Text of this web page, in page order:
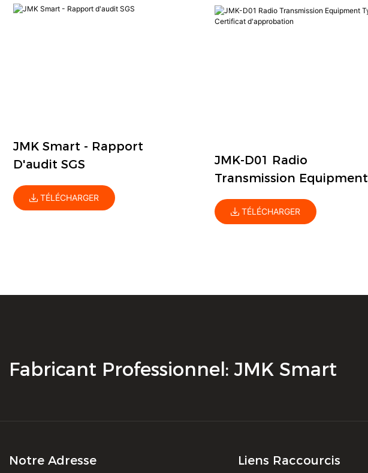
JMK Smart - Rapport
D'audit SGS
TÉLÉCHARGER
JMK-D01 Radio
Transmission Equipment
Type Certificat
D'approbation
TÉLÉCHARGER
Fabricant Professionnel: JMK Smart
Notre Adresse Liens Raccourcis